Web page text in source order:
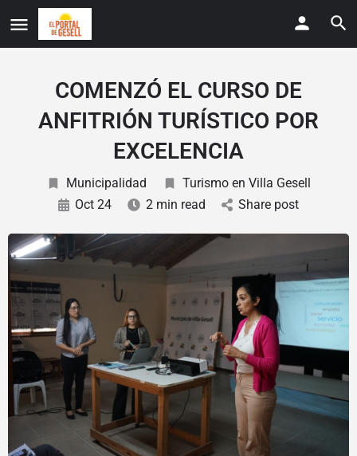
COMENZÓ EL CURSO DE
ANFITRIÓN TURÍSTICO POR
EXCELENCIA
Municipalidad
Turismo en Villa Gesell
Oct 24
2 min read Share post